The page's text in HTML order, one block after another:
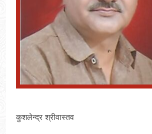
कुशलेन्द्र श्रीवास्तव